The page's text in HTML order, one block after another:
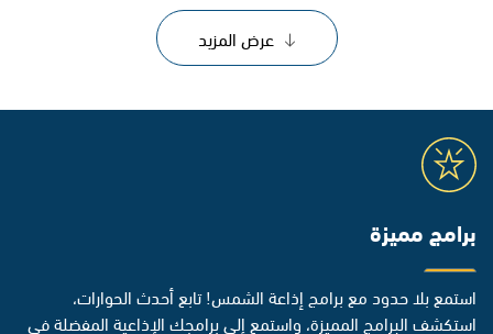
عرض المزيد
برامج مميزة
استمع بلا حدود مع برامج إذاعة الشمس! تابع أحدث الحوارات،
استكشف البرامج المميزة، واستمع إلى برامجك الإذاعية المفضلة في